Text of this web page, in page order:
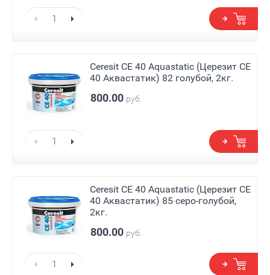
Ceresit СЕ 40 Aquastatic (Церезит СЕ
40 Аквастатик) 82 голубой, 2кг.
800.00 руб.
Ceresit СЕ 40 Aquastatic (Церезит СЕ
40 Аквастатик) 85 серо-голубой,
2кг.
800.00 руб.